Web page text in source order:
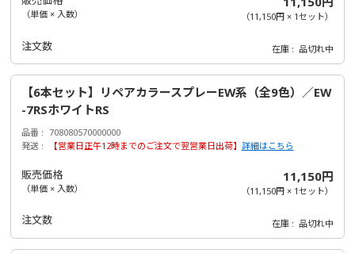
（単価 × 入数） （11,150円× 1セット）
注文数 在庫 品切れ中
【6本セット】リペアカラースプレーEW系（全9色）／EW
-7RSホワイトRS
品番
708080570000000
発送
【営業日正午12時までのご注文で翌営業日出荷】 詳細はこちら
販売価格
（単価 × 入数）
11,150円
（11,150円× 1セット）
注文数 在庫 品切れ中